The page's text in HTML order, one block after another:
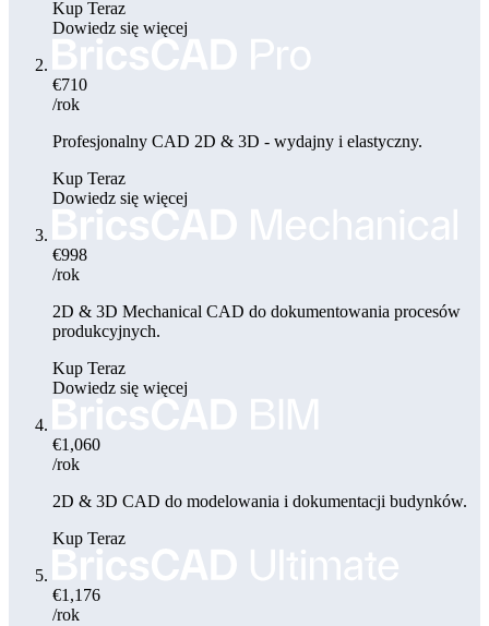
Kup Teraz
Dowiedz się więcej
€710
/rok
Profesjonalny CAD 2D & 3D - wydajny i elastyczny.
Kup Teraz
Dowiedz się więcej
€998
/rok
2D & 3D Mechanical CAD do dokumentowania procesów
produkcyjnych.
Kup Teraz
Dowiedz się więcej
€1,060
/rok
2D & 3D CAD do modelowania i dokumentacji budynków.
Kup Teraz
€1,176
/rok